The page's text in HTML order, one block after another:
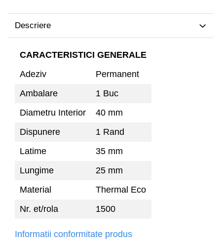
Descriere
CARACTERISTICI GENERALE
Adeziv
Permanent
Ambalare
1 Buc
Diametru Interior
40 mm
Dispunere
1 Rand
Latime
35 mm
Lungime
25 mm
Material
Thermal Eco
Nr. et/rola
1500
Informatii conformitate produs